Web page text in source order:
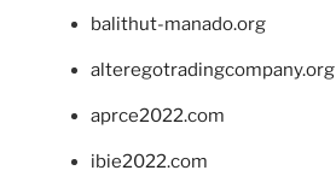
balithut-manado.org
alteregotradingcompany.org
aprce2022.com
ibie2022.com